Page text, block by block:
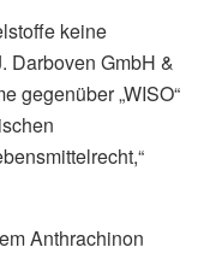
keine
Darboven GmbH &
gegenüber „WISO“
Anthrachinon